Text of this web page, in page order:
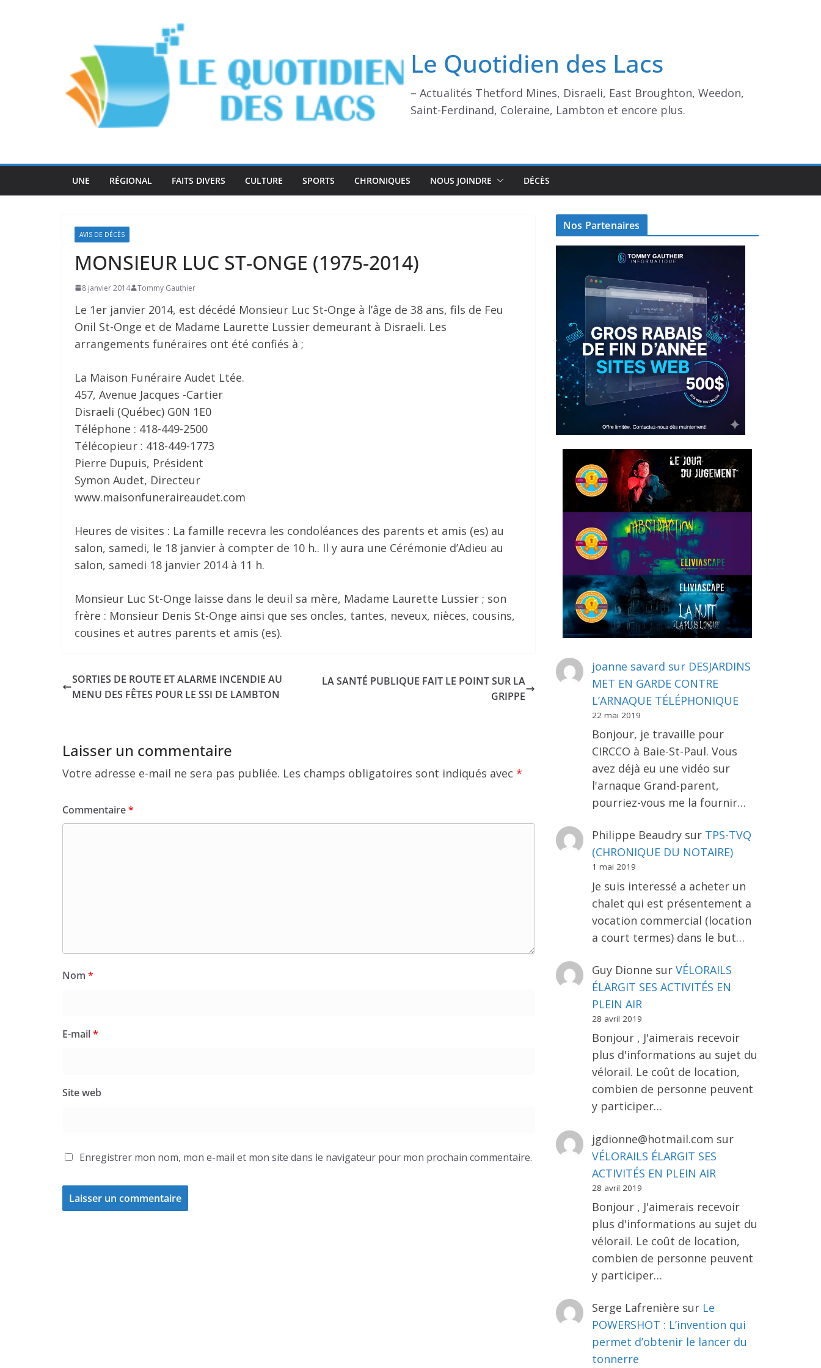
Le Quotidien des Lacs
– Actualités Thetford Mines, Disraeli, East Broughton, Weedon,
Saint-Ferdinand, Coleraine, Lambton et encore plus.
UNE RÉGIONAL FAITS DIVERS CULTURE SPORTS CHRONIQUES NOUS JOINDRE DÉCÈS
AVIS DE DÉCÈS
MONSIEUR LUC ST-ONGE (1975-2014)
8 janvier 2014 Tommy Gauthier
Le 1er janvier 2014, est décédé Monsieur Luc St-Onge à l’âge de 38 ans, fils de Feu
Onil St-Onge et de Madame Laurette Lussier demeurant à Disraeli. Les
arrangements funéraires ont été confiés à ;
La Maison Funéraire Audet Ltée.
457, Avenue Jacques -Cartier
Disraeli (Québec) G0N 1E0
Téléphone : 418-449-2500
Télécopieur : 418-449-1773
Pierre Dupuis, Président
Symon Audet, Directeur
www.maisonfuneraireaudet.com
Heures de visites : La famille recevra les condoléances des parents et amis (es) au
salon, samedi, le 18 janvier à compter de 10 h.. Il y aura une Cérémonie d’Adieu au
salon, samedi 18 janvier 2014 à 11 h.
Monsieur Luc St-Onge laisse dans le deuil sa mère, Madame Laurette Lussier ; son
frère : Monsieur Denis St-Onge ainsi que ses oncles, tantes, neveux, nièces, cousins,
cousines et autres parents et amis (es).
SORTIES DE ROUTE ET ALARME INCENDIE AU
MENU DES FÊTES POUR LE SSI DE LAMBTON
LA SANTÉ PUBLIQUE FAIT LE POINT SUR LA
GRIPPE
Laisser un commentaire
Votre adresse e-mail ne sera pas publiée. Les champs obligatoires sont indiqués avec *
Commentaire*
Nom *
E-mail*
Site web
Enregistrer mon nom, mon e-mail et mon site dans le navigateur pour mon prochain commentaire.
Nos Partenaires
joanne savard sur DESJARDINS
MET EN GARDE CONTRE
L’ARNAQUE TÉLÉPHONIQUE
22 mai 2019
Bonjour, je travaille pour
CIRCCO à Baie-St-Paul. Vous
avez déjà eu une vidéo sur
l'arnaque Grand-parent,
pourriez-vous me la fournir…
Philippe Beaudrysur TPS-TVQ
(CHRONIQUE DU NOTAIRE)
1 mai 2019
Je suis interessé a acheter un
chalet qui est présentement a
vocation commercial (location
a court termes) dans le but…
Guy Dionne sur VÉLORAILS
ÉLARGIT SES ACTIVITÉS EN
PLEIN AIR
28 avril 2019
Bonjour , J'aimerais recevoir
plus d'informations au sujet du
vélorail. Le coût de location,
combien de personne peuvent
y participer…
jgdionne@hotmail.com sur
VÉLORAILS ÉLARGIT SES
ACTIVITÉS EN PLEIN AIR
28 avril 2019
Bonjour , J'aimerais recevoir
plus d'informations au sujet du
vélorail. Le coût de location,
combien de personne peuvent
y participer…
Serge Lafrenière sur Le
POWERSHOT : L’invention qui
permet d’obtenir le lancer du
tonnerre